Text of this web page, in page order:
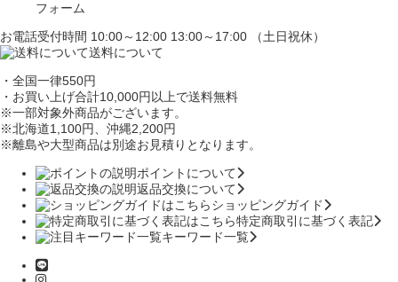
フォーム
お電話受付時間 10:00～12:00 13:00～17:00 （土日祝休）
送料について
・全国一律550円
・お買い上げ合計10,000円 以上で送料無料
※一部対象外商品がございます。
※北海道1,100円
、沖縄2,200円
※離島や大型商品は別途お見積りとなります。
ポイントについて
返品交換について
ショッピングガイド
特定商取引に基づく表記
キーワード一覧